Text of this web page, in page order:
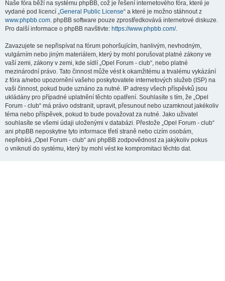
Naše fóra běží na systému phpBB, což je řešení internetového fóra, které je
vydané pod licencí „General Public License“ a které je možno stáhnout z
www.phpbb.com. phpBB software pouze zprostředkovává internetové diskuze.
Pro další informace o phpBB navštivte: https://www.phpbb.com/.
Zavazujete se nepřispívat na fórum pohoršujícím, hanlivým, nevhodným,
vulgárním nebo jiným materiálem, který by mohl porušovat platné zákony ve
vaší zemi, zákony v zemi, kde sídlí „Opel Forum - club“, nebo platné
mezinárodní právo. Tato činnost může vést k okamžitému a trvalému vykázání
z fóra a/nebo upozornění vašeho poskytovatele internetových služeb (ISP) na
vaši činnost, pokud bude uznáno za nutné. IP adresy všech příspěvků jsou
ukládány pro případné uplatnění těchto opatření. Souhlasíte s tím, že „Opel
Forum - club“ má právo odstranit, upravit, přesunout nebo uzamknout jakékoliv
téma nebo příspěvek, pokud to bude považovat za nutné. Jako uživatel
souhlasíte se všemi údaji uloženými v databázi. Přestože „Opel Forum - club“
ani phpBB neposkytne tyto informace třetí straně nebo cizím osobám,
nepřebírá „Opel Forum - club“ ani phpBB zodpovědnost za jakýkoliv pokus
o vniknutí do systému, který by mohl vést ke kompromitaci těchto dat.